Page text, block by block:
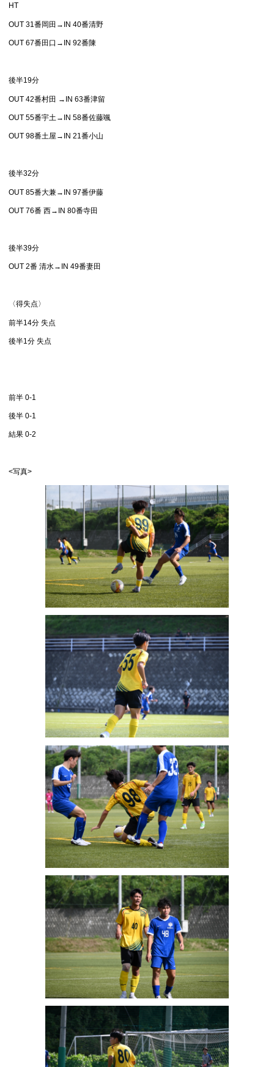
HT
OUT 31番岡田→IN 40番清野
OUT 67番田口→IN 92番陳
後半19分
OUT 42番村田 →IN 63番津留
OUT 55番宇土→IN 58番佐藤颯
OUT 98番土屋→IN 21番小山
後半32分
OUT 85番大兼→IN 97番伊藤
OUT 76番 西→IN 80番寺田
後半39分
OUT 2番 清水→IN 49番妻田
〈得失点〉
前半14分 失点
後半1分 失点
前半 0-1
後半 0-1
結果 0-2
<写真>